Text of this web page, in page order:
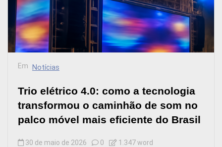
Em Notícias
Trio elétrico 4.0: como a tecnologia
transformou o caminhão de som no
palco móvel mais eficiente do Brasil
30 de maio de 2026 0 1.347 word